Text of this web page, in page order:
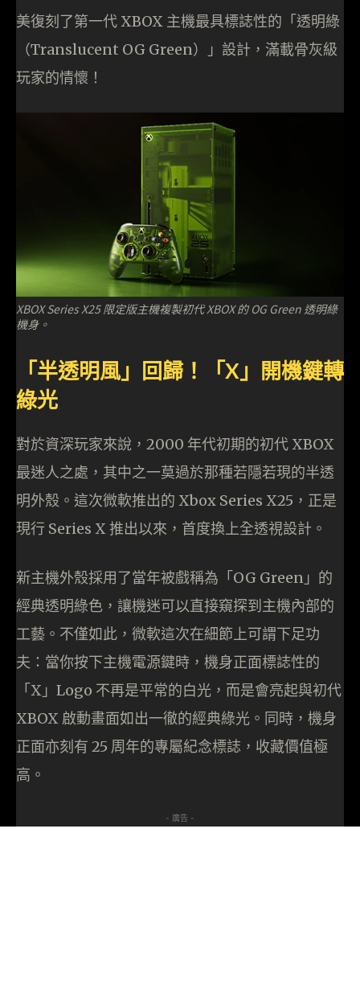
美復刻了第一代 XBOX 主機最具標誌性的「透明綠
（Translucent OG Green）」設計，滿載骨灰級
玩家的情懷！
XBOX Series X25 限定版主機複製初代 XBOX 的 OG Green 透明綠
機身。
「半透明風」回歸！「X」開機鍵轉
綠光
對於資深玩家來說，2000 年代初期的初代 XBOX
最迷人之處，其中之一莫過於那種若隱若現的半透
明外殼。這次微軟推出的 Xbox Series X25，正是
現行 Series X 推出以來，首度換上全透視設計。
新主機外殼採用了當年被戲稱為「OG Green」的
經典透明綠色，讓機迷可以直接窺探到主機內部的
工藝。不僅如此，微軟這次在細節上可謂下足功
夫：當你按下主機電源鍵時，機身正面標誌性的
「X」Logo 不再是平常的白光，而是會亮起與初代
XBOX 啟動畫面如出一徹的經典綠光。同時，機身
正面亦刻有 25 周年的專屬紀念標誌，收藏價值極
高。
- 廣告 -